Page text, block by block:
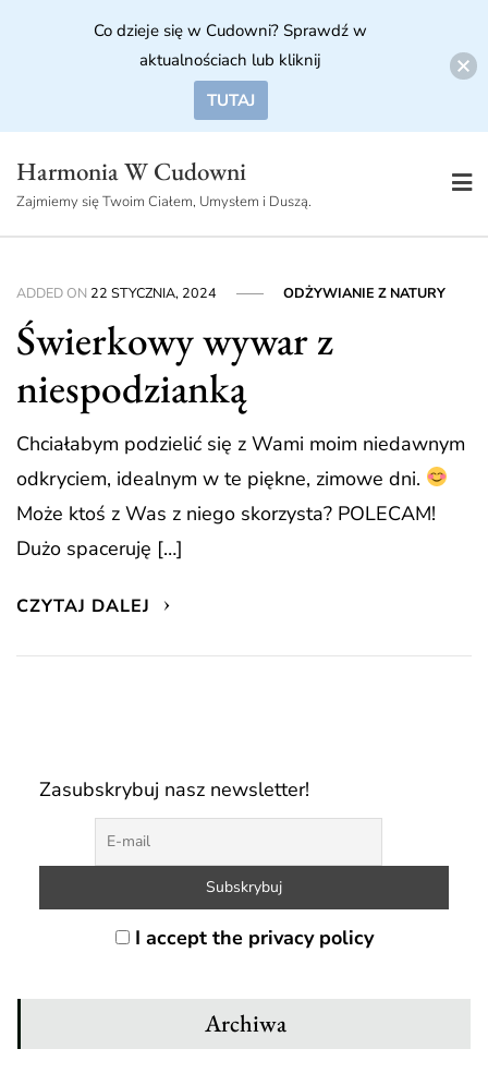
content
Harmonia W Cudowni
Zajmiemy się Twoim Ciałem, Umysłem i Duszą.
ADDED ON 22 STYCZNIA, 2024 ODŻYWIANIE Z NATURY
Świerkowy wywar z
niespodzianką
Chciałabym podzielić się z Wami moim niedawnym
odkryciem, idealnym w te piękne, zimowe dni.
Może ktoś z Was z niego skorzysta? POLECAM!
Dużo spaceruję […]
CZYTAJ DALEJ
Zasubskrybuj nasz newsletter!
I accept the privacy policy
Archiwa
Co dzieje się w Cudowni? Sprawdź w
aktualnościach lub kliknij
TUTAJ